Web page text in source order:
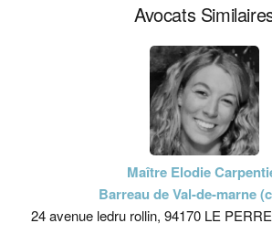
Avocats
Maître Elodie
Barreau de Val-de-marne
24 avenue ledru rollin, 94170 LE